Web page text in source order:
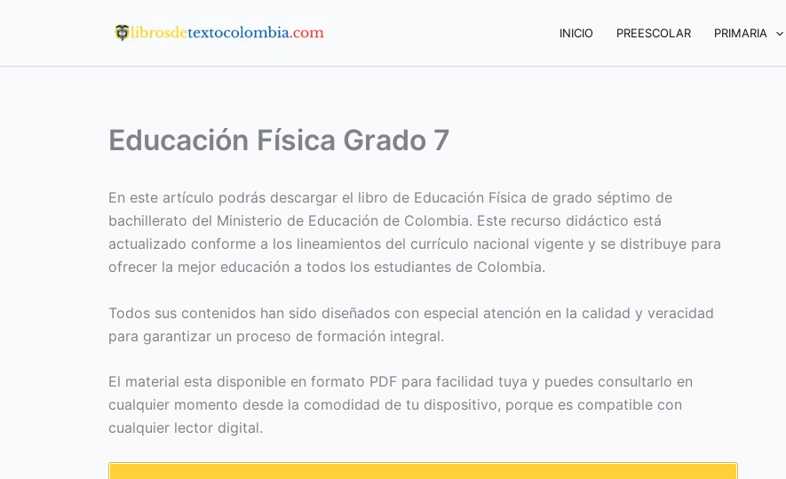
INICIO PREESCOLAR PRIMARIA
Educación Física Grado 7
En este artículo podrás descargar el libro de Educación Física de grado séptimo de
bachillerato del Ministerio de Educación de Colombia. Este recurso didáctico está
actualizado conforme a los lineamientos del currículo nacional vigente y se distribuye para
ofrecer la mejor educación a todos los estudiantes de Colombia.
Todos sus contenidos han sido diseñados con especial atención en la calidad y veracidad
para garantizar un proceso de formación integral.
El material esta disponible en formato PDF para facilidad tuya y puedes consultarlo en
cualquier momento desde la comodidad de tu dispositivo, porque es compatible con
cualquier lector digital.